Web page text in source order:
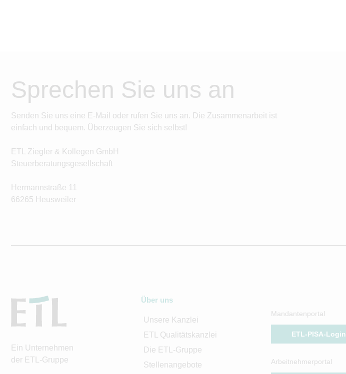
Sprechen Sie uns an
Senden Sie uns eine E-Mail oder rufen Sie uns an. Die Zusammenarbeit ist
einfach und bequem. Überzeugen Sie sich selbst!
ETL Ziegler & Kollegen GmbH
Steuerberatungsgesellschaft
Hermannstraße 11
66265 Heusweiler
Ein Unternehmen
der ETL-Gruppe
Über uns
Unsere Kanzlei
ETL Qualitätskanzlei
Die ETL-Gruppe
Stellenangebote
Mandantenportal
ETL-PISA-Login
Arbeitnehmerportal